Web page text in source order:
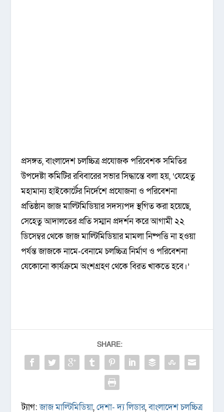
প্রসঙ্গত, বাংলাদেশ চলচ্চিত্র প্রযোজক পরিবেশক সমিতির
উপদেষ্টা কমিটির রবিবারের সভার সিদ্ধান্তে বলা হয়, ‘যেহেতু
মহামান্য হাইকোর্টের নির্দেশে প্রযোজনা ও পরিবেশনা
প্রতিষ্ঠান জাজ মাল্টিমিডিয়ার সদস্যপদ স্থগিত করা হয়েছে,
সেহেতু আদালতের প্রতি সম্মান প্রদর্শন করে আগামী ২২
ডিসেম্বর থেকে জাজ মাল্টিমিডিয়ার মামলা নিষ্পত্তি না হওয়া
পর্যন্ত জাজকে নামে-বেনামে চলচ্চিত্র নির্মাণ ও পরিবেশনা
যেকোনো কার্যক্রমে অংশগ্রহণ থেকে বিরত খাকতে হবে।’
SHARE:
ট্যাগ:জাজ মাল্টিমিডিয়া,দেশা- দ্য লিডার,বাংলাদেশ চলচ্চিত্র